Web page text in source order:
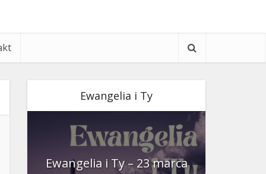
Ewangelia i Ty
Ewangelia i Ty – 23 marca